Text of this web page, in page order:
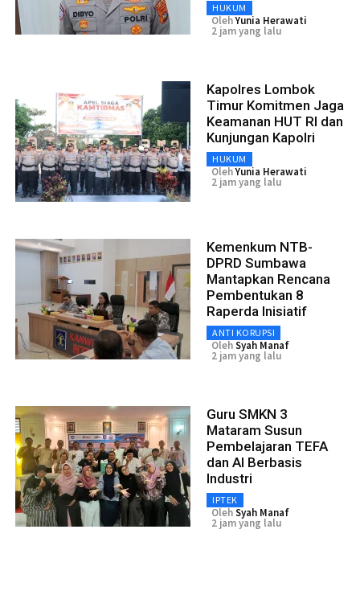
HUKUM
OlehYunia Herawati
2 jam yang lalu
Kapolres Lombok
Timur Komitmen Jaga
Keamanan HUT RI dan
Kunjungan Kapolri
HUKUM
OlehYunia Herawati
2 jam yang lalu
Kemenkum NTB-
DPRD Sumbawa
Mantapkan Rencana
Pembentukan 8
Raperda Inisiatif
ANTI KORUPSI
OlehSyah Manaf
2 jam yang lalu
Guru SMKN 3
Mataram Susun
Pembelajaran TEFA
dan AI Berbasis
Industri
IPTEK
OlehSyah Manaf
2 jam yang lalu